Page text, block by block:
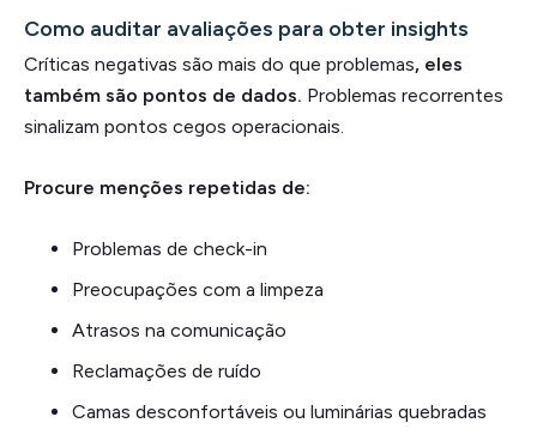
Como auditar avaliações para obter insights
Críticas negativas são mais do que problemas, eles
também são pontos de dados. Problemas recorrentes
sinalizam pontos cegos operacionais.
Procure menções repetidas de:
Problemas de check-in
Preocupações com a limpeza
Atrasos na comunicação
Reclamações de ruído
Camas desconfortáveis ou luminárias quebradas